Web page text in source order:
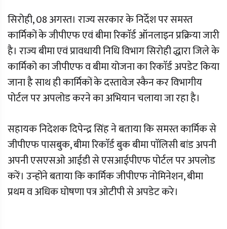
सिरोही, 08 अगस्त। राज्य सरकार के निर्देश पर समस्त
कार्मिकों के जीपीएफ एवं बीमा रिकाॅर्ड ऑनलाइन प्रक्रिया जारी
है। राज्य बीमा एवं प्रावधायी निधि विभाग सिरोही द्धारा जिले के
कार्मिको का जीपीएफ व बीमा योजना का रिकाॅर्ड अपडेट किया
जाना है साथ ही कार्मिकों के दस्तावेज स्कैन कर विभागीय
पोर्टल पर अपलोड करने का अभियान चलाया जा रहा है।
सहायक निदेशक दिपेन्द्र सिंह ने बताया कि समस्त कार्मिक से
जीपीएफ पासबुक, बीमा रिकाॅर्ड बुक बीमा पाॅलिसी बांड अपनी
अपनी एसएसओ आईडी से एसआईपीएफ पोर्टल पर अपलोड
करें। उन्होंने बताया कि कार्मिक जीपीएफ नोमिनेशन, बीमा
प्रथम व अधिक घोषणा पत्र ओटीपी से अपडेट करे।